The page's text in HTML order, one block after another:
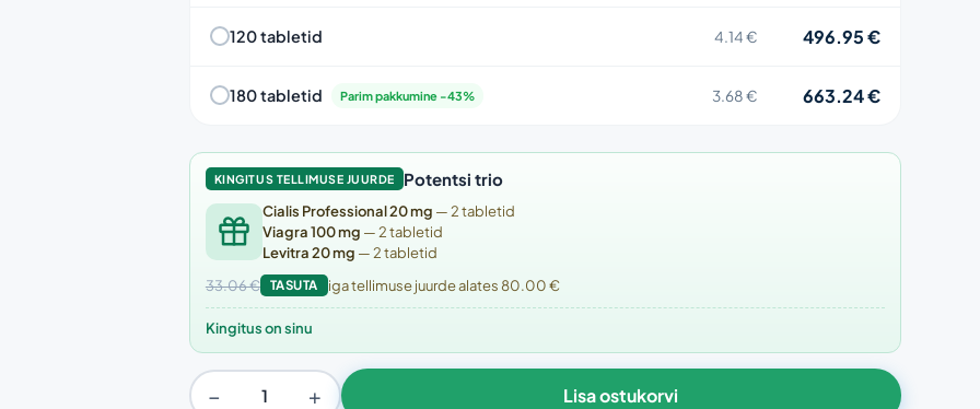
120 tabletid 4.14 € 496.95 €
180 tabletid Parim pakkumine -43% 3.68 € 663.24 €
KINGITUS TELLIMUSE JUURDE Potentsi trio
Cialis Professional 20 mg — 2 tabletid
Viagra 100 mg — 2 tabletid
Levitra 20 mg — 2 tabletid
33.06 €
TASUTA iga tellimuse juurde alates 80.00 €
Kingitus on sinu
− + Lisa ostukorvi